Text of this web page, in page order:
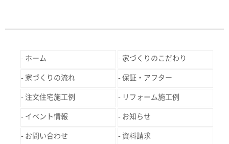
ホーム 家づくりのこだわり
家づくりの流れ 保証・アフター
注文住宅施工例 リフォーム施工例
イベント情報 お知らせ
お問い合わせ 資料請求